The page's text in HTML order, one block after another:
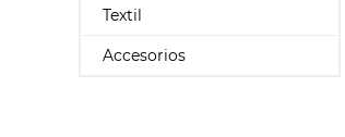
Textil
Accesorios